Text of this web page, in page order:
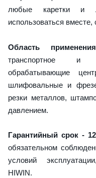
любые каретки и
использоваться вместе,
Область
транспортное и
обрабатывающие
шлифовальные и
резки металлов,
давлением.
Гарантийный срок -
обязательном
условий
HIWIN.